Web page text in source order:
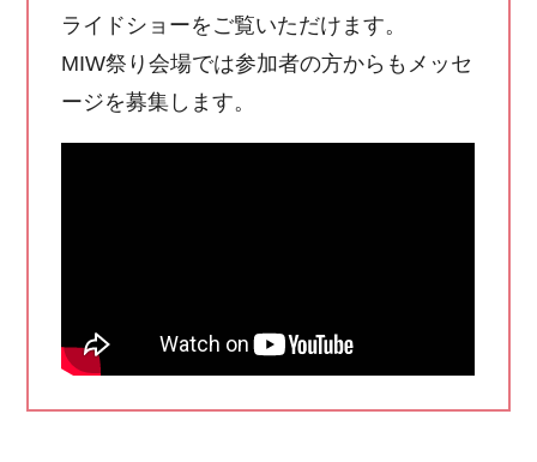
ライドショーをご覧いただけます。
MIW祭り会場では参加者の方からもメッセ
ージを募集します。